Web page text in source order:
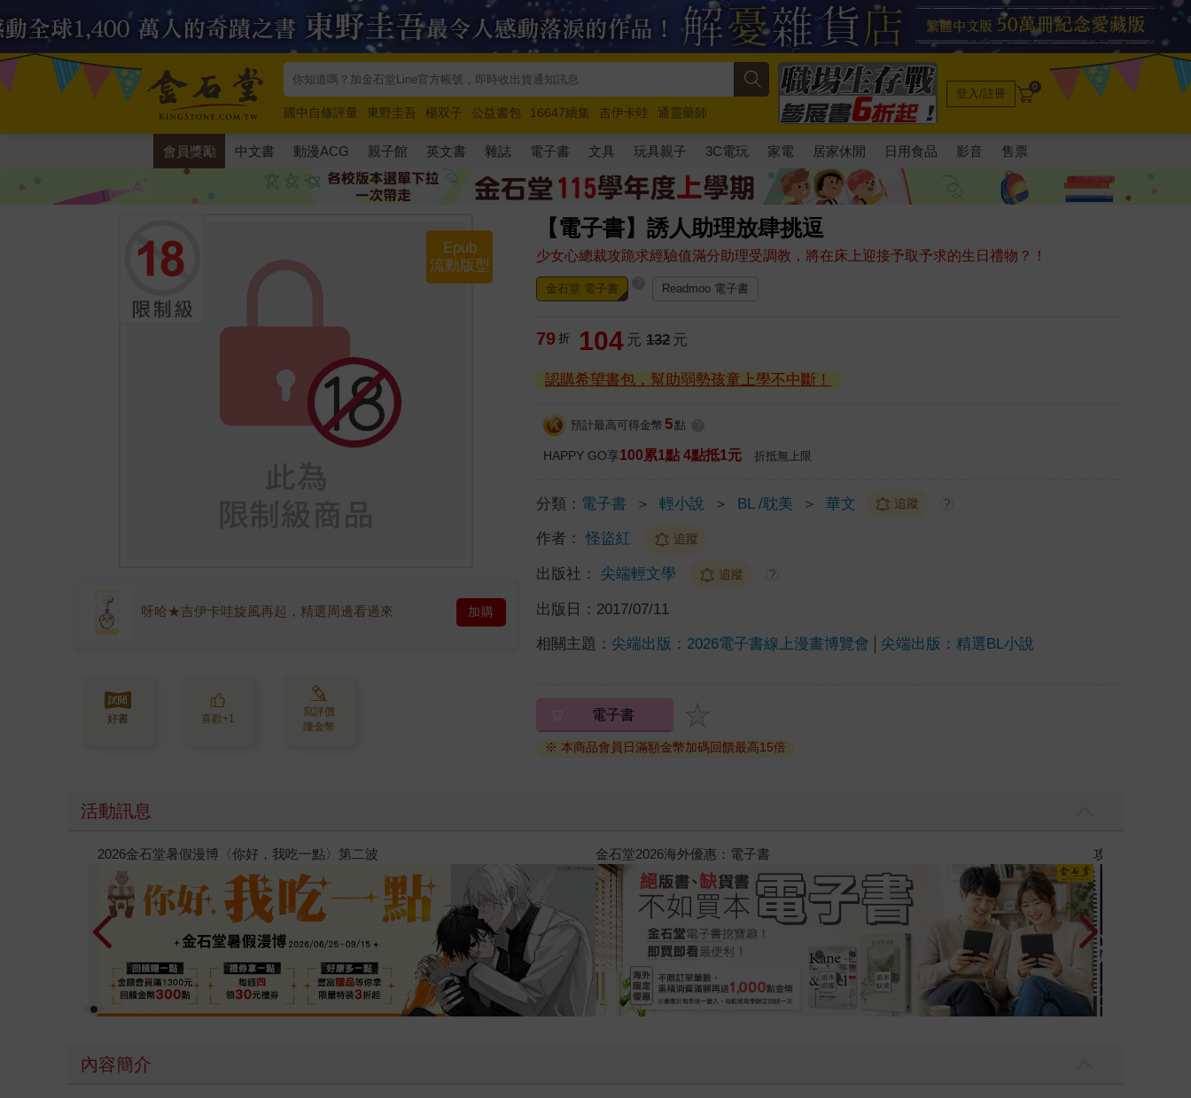
國中自修評量 東野圭吾 楊双子 公益書包 16647續集 吉伊卡哇
通靈藥師
唯紅花綻放
奧德賽 路邊攤新作 馬斯克 玩具總動員5 超慢跑
登入/註冊 0
會員獎勵 中文書 動漫ACG 親子館 英文書 雜誌 電子書 文具 玩具親子 3C電玩 家電 居家休閒 日用食品 影音 售票
【電子書】誘人助理放肆挑逗
少女心總裁攻跪求經驗值滿分助理受調教，將在床上迎接予取予求的生日禮物？！
Epub
流動版型
呀哈★吉伊卡哇旋風再起，精選周邊看過來 加購
好書 喜歡+1
寫評價
賺金幣
金石堂 電子書 Readmoo 電子書
79 折 104 元 132 元
認購希望書包，幫助弱勢孩童上學不中斷！
預計最高可得金幣 5 點
HAPPY GO享100累1點 4點抵1元 折抵無上限
分類： 電子書 ＞ 輕小說 ＞ BL /耽美 ＞ 華文 追蹤 ?
作者： 怪盜紅 追蹤
出版社： 尖端輕文學 追蹤 ?
出版日： 2017/07/11
相關主題： 尖端出版：2026電子書線上漫畫博覽會 尖端出版：精選BL小說
電子書
※ 本商品會員日滿額金幣加碼回饋最高15倍
活動訊息
攻殼機動隊 (1995) 4K數位修復版
內容簡介